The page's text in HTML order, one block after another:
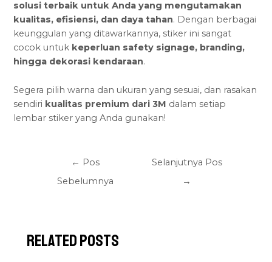
solusi terbaik untuk Anda yang mengutamakan
kualitas, efisiensi, dan daya tahan. Dengan berbagai
keunggulan yang ditawarkannya, stiker ini sangat
cocok untuk keperluan safety signage, branding,
hingga dekorasi kendaraan.
Segera pilih warna dan ukuran yang sesuai, dan rasakan
sendiri kualitas premium dari 3M dalam setiap
lembar stiker yang Anda gunakan!
← Pos
Sebelumnya
Selanjutnya Pos
→
Related Posts